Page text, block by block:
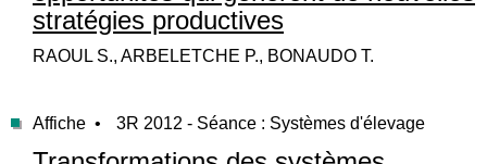
stratégies productives
RAOUL S., ARBELETCHE P., BONAUDO T.
Affiche • 3R 2012 - Séance : Systèmes d'élevage